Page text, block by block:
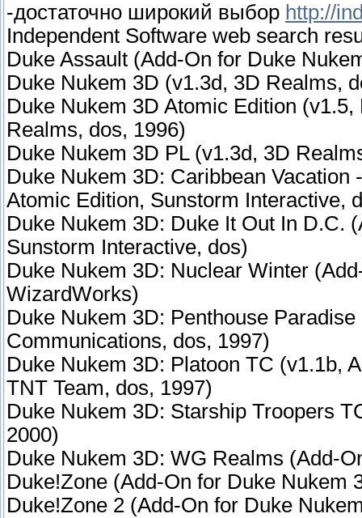
-достаточно широкий выбор http://
Independent Software web search
Duke Assault (Add-On for Duke
Duke Nukem 3D (v1.3d, 3D Realms,
Duke Nukem 3D Atomic Edition
Realms, dos, 1996)
Duke Nukem 3D PL (v1.3d, 3D
Duke Nukem 3D: Caribbean
Atomic Edition, Sunstorm Interactive,
Duke Nukem 3D: Duke It Out In D.C.
Sunstorm Interactive, dos)
Duke Nukem 3D: Nuclear Winter
WizardWorks)
Duke Nukem 3D: Penthouse
Communications, dos, 1997)
Duke Nukem 3D: Platoon TC (v1.1b,
TNT Team, dos, 1997)
Duke Nukem 3D: Starship Troopers
2000)
Duke Nukem 3D: WG Realms (Add-
Duke!Zone (Add-On for Duke Nukem
Duke!Zone 2 (Add-On for Duke